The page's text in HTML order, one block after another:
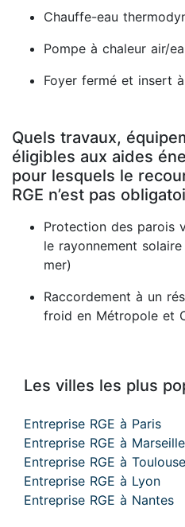
Chauffe-eau
Pompe à chaleur air/
Foyer fermé et insert
Quels travaux,
éligibles aux aides
pour lesquels le
RGE n’est pas
Protection des parois
le rayonnement
mer)
Raccordement à un
froid en Métropole et
Les villes les plus
Entreprise RGE à Paris
Entreprise RGE à Marseille
Entreprise RGE à Toulouse
Entreprise RGE à Lyon
Entreprise RGE à Nantes